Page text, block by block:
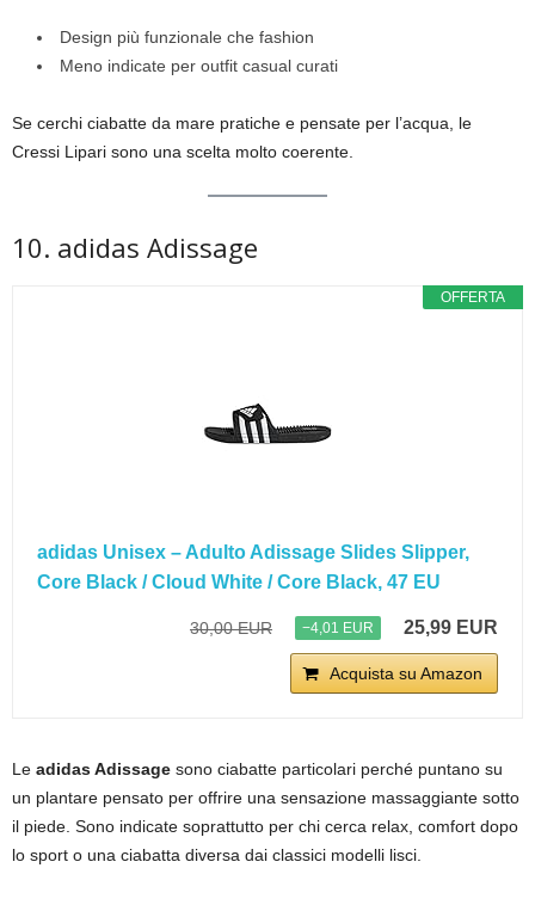
Design più funzionale che fashion
Meno indicate per outfit casual curati
Se cerchi ciabatte da mare pratiche e pensate per l’acqua, le
Cressi Lipari sono una scelta molto coerente.
10. adidas Adissage
OFFERTA
adidas Unisex – Adulto Adissage Slides Slipper,
Core Black / Cloud White / Core Black, 47 EU
30,00 EUR −4,01 EUR 25,99 EUR
Acquista su Amazon
Le adidas Adissage sono ciabatte particolari perché puntano su
un plantare pensato per offrire una sensazione massaggiante sotto
il piede. Sono indicate soprattutto per chi cerca relax, comfort dopo
lo sport o una ciabatta diversa dai classici modelli lisci.